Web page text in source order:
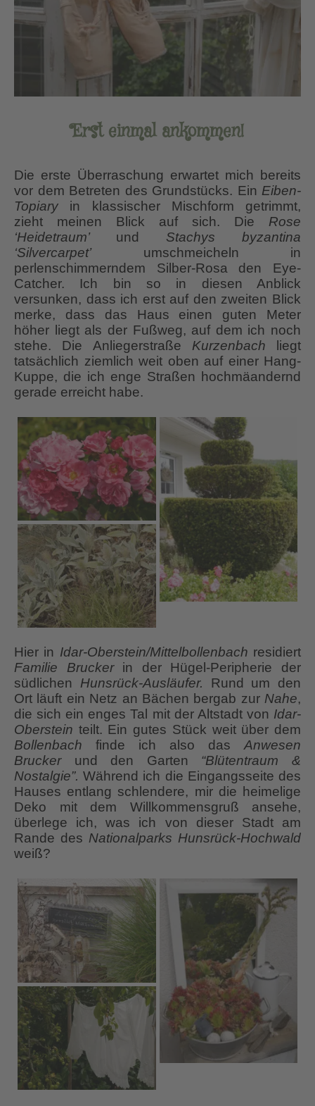
Erst einmal ankommen!
Die erste Überraschung erwartet mich bereits
vor dem Betreten des Grundstücks. Ein Eiben-
Topiary in klassischer Mischform getrimmt,
zieht meinen Blick auf sich. Die Rose
‘Heidetraum’ und Stachys byzantina
‘Silvercarpet’umschmeicheln in
perlenschimmerndem Silber-Rosa den Eye-
Catcher. Ich bin so in diesen Anblick
versunken, dass ich erst auf den zweiten Blick
merke, dass das Haus einen guten Meter
höher liegt als der Fußweg, auf dem ich noch
stehe. Die Anliegerstraße Kurzenbach liegt
tatsächlich ziemlich weit oben auf einer Hang-
Kuppe, die ich enge Straßen hochmäandernd
gerade erreicht habe.
Hier in Idar-Oberstein/Mittelbollenbach residiert
Familie
Bruckerin der Hügel-Peripherie der
südlichen Hunsrück-Ausläufer. Rund um den
Ort läuft ein Netz an Bächen bergab zur Nahe,
die sich ein enges Tal mit der Altstadt von Idar-
Oberstein teilt. Ein gutes Stück weit über dem
Bollenbach finde ich also dasAnwesen
Bruckerund den Garten “Blütentraum &
Nostalgie”. Während ich die Eingangsseite des
Hauses entlang schlendere, mir die heimelige
Deko mit dem Willkommensgruß ansehe,
überlege ich, was ich von dieser Stadt am
Rande des Nationalparks Hunsrück-Hochwald
weiß?